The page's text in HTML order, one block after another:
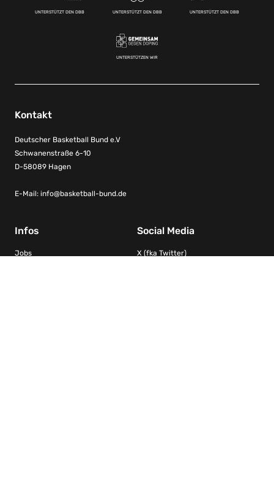
UNTERSTÜTZT DEN DBB UNTERSTÜTZT DEN DBB UNTERSTÜTZT DEN DBB
UNTERSTÜTZEN WIR
Kontakt
Deutscher Basketball Bund e.V
Schwanenstraße 6-10
D-58089 Hagen
E-Mail: info@basketball-bund.de
Infos
Jobs
Social Media
X (fka Twitter)